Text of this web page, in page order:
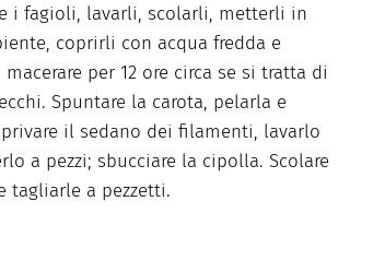
i fagioli, lavarli, scolarli, metterli in
coprirli con acqua fredda e
per 12 ore circa se si tratta di
Spuntare la carota, pelarla e
il sedano dei filamenti, lavarlo
a pezzi; sbucciare la cipolla. Scolare
tagliarle a pezzetti.